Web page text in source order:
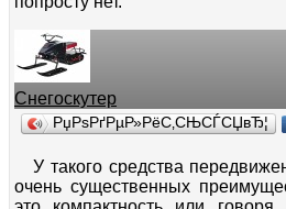
Снегоскутер
РџРѕРґРµР»РёС‚СЊСЃСЏвЂ¦
У такого средства
очень существенных